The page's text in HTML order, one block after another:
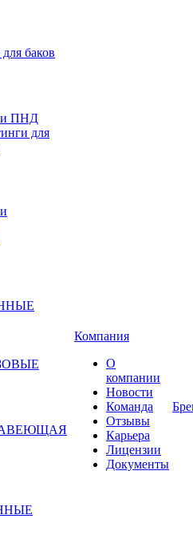
баков
ПНД
для
Компания
О
компании
Новости
Команда
Отзывы
Карьера
Лицензии
Документы